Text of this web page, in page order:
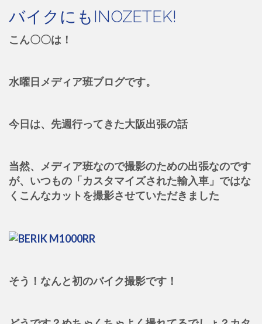
バイクにもINOZETEK!
こん〇〇は！
水曜日メディア班ブログです。
今日は、先週行ってきた大阪出張の話
当然、メディア班なので撮影のための出張なのです
が、いつもの「カスタマイズされた輸入車」ではな
くこんなカットを撮影させていただきました
そう！なんと初のバイク撮影です！